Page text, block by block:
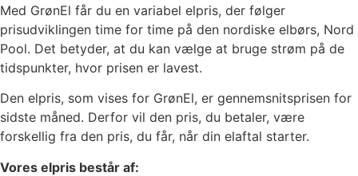
Med GrønEl får du en variabel elpris, der følger
prisudviklingen time for time på den nordiske elbørs, Nord
Pool. Det betyder, at du kan vælge at bruge strøm på de
tidspunkter, hvor prisen er lavest.
Den elpris, som vises for GrønEl, er gennemsnitsprisen for
sidste måned. Derfor vil den pris, du betaler, være
forskellig fra den pris, du får, når din elaftal starter.
Vores elpris består af: